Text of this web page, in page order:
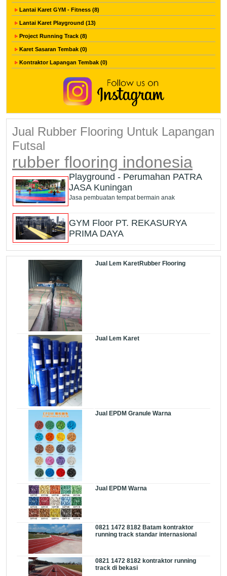
Lantai Karet GYM - Fitness (8)
Lantai Karet Playground (13)
Project Running Track (8)
Karet Sasaran Tembak (0)
Kontraktor Lapangan Tembak (0)
Jual Rubber Flooring Untuk Lapangan
Futsal
rubber flooring indonesia
Playground - Perumahan PATRA
JASA Kuningan
Jasa pembuatan tempat bermain anak
GYM Floor PT. REKASURYA
PRIMA DAYA
Jual Lem KaretRubber Flooring
Jual Lem Karet
Jual EPDM Granule Warna
Jual EPDM Warna
0821 1472 8182 Batam kontraktor
running track standar internasional
0821 1472 8182 kontraktor running
track di bekasi